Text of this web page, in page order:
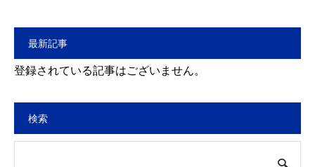
最新記事
登録されている記事はございません。
検索